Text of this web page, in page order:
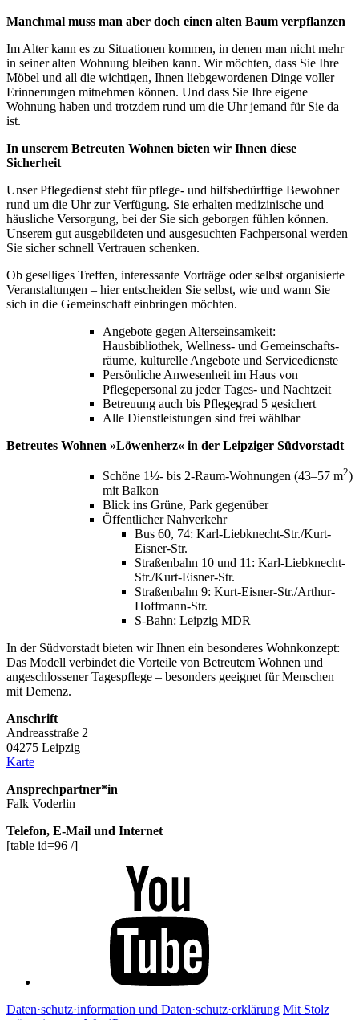
Manchmal muss man aber doch einen alten Baum verpflanzen
Im Alter kann es zu Situationen kommen, in denen man nicht mehr
in seiner alten Wohnung bleiben kann. Wir möchten, dass Sie Ihre
Möbel und all die wichtigen, Ihnen liebgewordenen Dinge voller
Erinnerungen mitnehmen können. Und dass Sie Ihre eigene
Wohnung haben und trotzdem rund um die Uhr jemand für Sie da
ist.
In unserem Betreuten Wohnen bieten wir Ihnen diese
Sicherheit
Unser Pflegedienst steht für pflege- und hilfsbedürftige Bewohner
rund um die Uhr zur Verfügung. Sie erhalten medizinische und
häusliche Versorgung, bei der Sie sich geborgen fühlen können.
Unserem gut ausgebildeten und ausgesuchten Fachpersonal werden
Sie sicher schnell Vertrauen schenken.
Ob geselliges Treffen, interessante Vorträge oder selbst organisierte
Veranstaltungen – hier entscheiden Sie selbst, wie und wann Sie
sich in die Gemeinschaft einbringen möchten.
Angebote gegen Alterseinsamkeit:
Hausbibliothek, Wellness- und Gemeinschafts­
räume, kulturelle Angebote und Servicedienste
Persönliche Anwesenheit im Haus von
Pflegepersonal zu jeder Tages- und Nachtzeit
Betreuung auch bis Pflegegrad 5 gesichert
Alle Dienstleistungen sind frei wählbar
Betreutes Wohnen »Löwenherz« in der Leipziger Südvorstadt
Schöne 1½- bis 2-Raum-Wohnungen (43–57 m2)
mit Balkon
Blick ins Grüne, Park gegenüber
Öffentlicher Nahverkehr
Bus 60, 74: Karl-Liebknecht-Str./Kurt-
Eisner-Str.
Straßenbahn 10 und 11: Karl-Liebknecht-
Str./Kurt-Eisner-Str.
Straßenbahn 9: Kurt-Eisner-Str./Arthur-
Hoffmann-Str.
S-Bahn: Leipzig MDR
In der Südvorstadt bieten wir Ihnen ein besonderes Wohnkonzept:
Das Modell verbindet die Vorteile von Betreutem Wohnen und
angeschlossener Tagespflege – besonders geeignet für Menschen
mit Demenz.
Anschrift
Andreasstraße 2
04275 Leipzig
Karte
Ansprechpartner*in
Falk Voderlin
Telefon, E-Mail und Internet
[table id=96 /]
Daten·schutz·information und Daten·schutz·erklärung Mit Stolz